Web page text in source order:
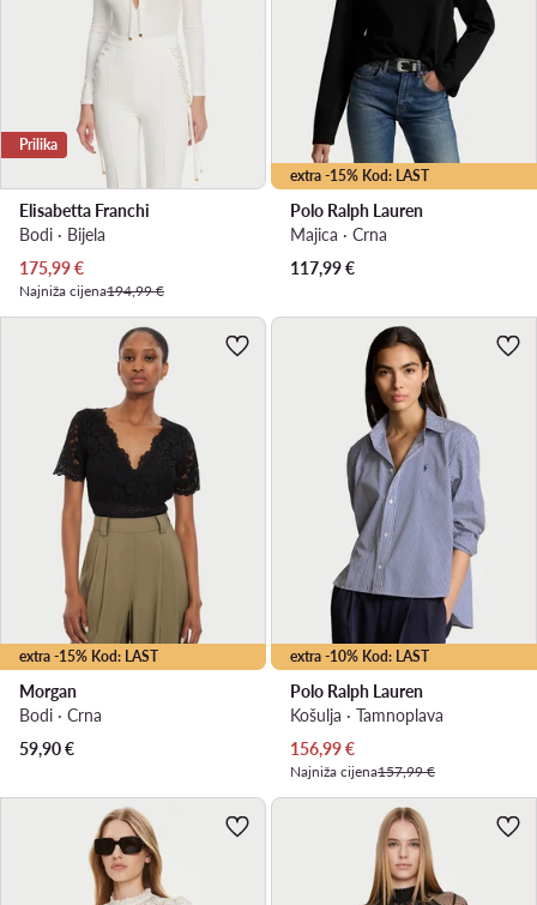
Prilika
Elisabetta Franchi
Bodi · Bijela
Trenutna cijena
175,99€
Najniža cijena194,99 €
extra -15% Kod: LAST
Polo Ralph Lauren
Majica · Crna
117,99€
extra -15% Kod: LAST
Morgan
Bodi · Crna
59,90€
extra -10% Kod: LAST
Polo Ralph Lauren
Košulja · Tamnoplava
Trenutna cijena
156,99€
Najniža cijena157,99 €